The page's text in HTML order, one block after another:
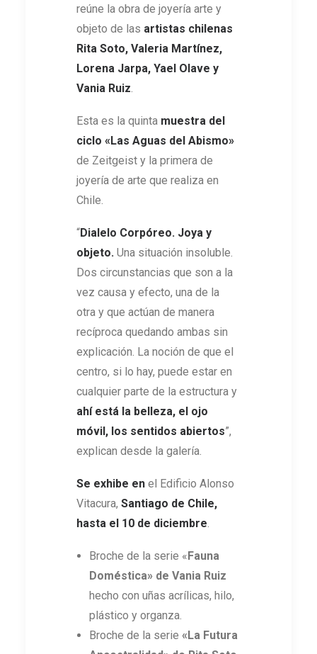
reúne la obra de joyería arte y
objeto de las artistas chilenas
Rita Soto, Valeria Martínez,
Lorena Jarpa, Yael Olave y
Vania Ruiz.
Esta es la quinta muestra del
ciclo «Las Aguas del Abismo»
de Zeitgeist y la primera de
joyería de arte que realiza en
Chile.
“Dialelo Corpóreo. Joya y
objeto. Una situación insoluble.
Dos circunstancias que son a la
vez causa y efecto, una de la
otra y que actúan de manera
recíproca quedando ambas sin
explicación. La noción de que el
centro, si lo hay, puede estar en
cualquier parte de la estructura y
ahí está la belleza, el ojo
móvil, los sentidos abiertos”,
explican desde la galería.
Se exhibe en el Edificio Alonso
Vitacura, Santiago de Chile,
hasta el 10 de diciembre.
Broche de la serie «Fauna
Doméstica» de Vania Ruiz
hecho con uñas acrílicas, hilo,
plástico y organza.
Broche de la serie «La Futura